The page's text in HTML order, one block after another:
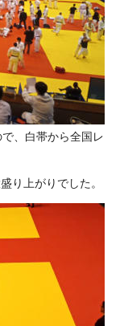
、白帯から全国レ
り上がりでした。